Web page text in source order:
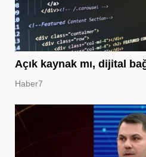
Açık kaynak mı, dijital
Haber7